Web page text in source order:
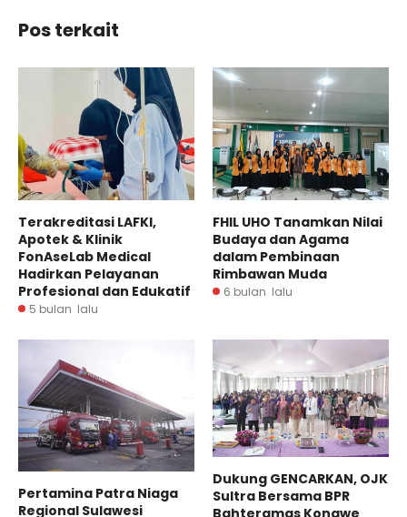
Pos terkait
Terakreditasi LAFKI,
Apotek & Klinik
FonAseLab Medical
Hadirkan Pelayanan
Profesional dan Edukatif
5 bulan lalu
FHIL UHO Tanamkan Nilai
Budaya dan Agama
dalam Pembinaan
Rimbawan Muda
6 bulan lalu
Pertamina Patra Niaga
Regional Sulawesi
Dukung GENCARKAN, OJK
Sultra Bersama BPR